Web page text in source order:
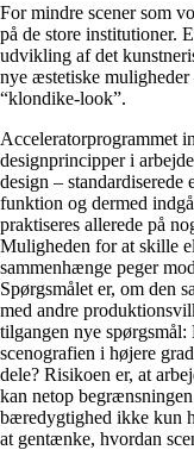
For mindre scener som
på de store institutioner.
udvikling af det
nye æstetiske
“klondike-look”.
Acceleratorprogrammet
designprincipper i
design –
funktion og dermed
praktiseres allerede på
Muligheden for at skille
sammenhænge peger
Spørgsmålet er, om den
med andre
tilgangen nye
scenografien i højere
dele? Risikoen er, at
kan netop
bæredygtighed ikke kun
at gentænke, hvordan